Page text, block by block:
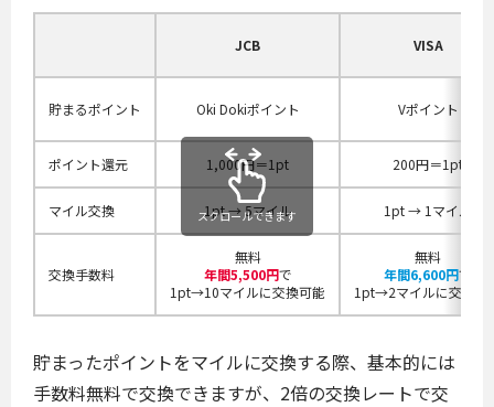
JCB VISA
貯まるポイント Oki Dokiポイント Vポイント
ポイント還元 1,000円＝1pt 200円＝1pt
マイル交換 1pt → 5マイル 1pt → 1マイル
交換手数料
無料
年間5,500円で
1pt→10マイルに交換可能
無料
年間6,600円で
1pt→2マイルに交換可
スクロールできます
貯まったポイントをマイルに交換する際、基本的には
手数料無料で交換できますが、2倍の交換レートで交